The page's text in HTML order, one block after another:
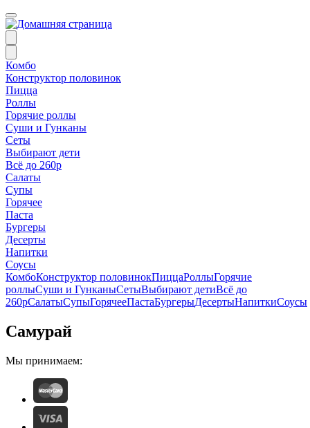
Комбо
Конструктор половинок
Пицца
Роллы
Горячие роллы
Суши и Гунканы
Сеты
Выбирают дети
Всё до 260р
Салаты
Супы
Горячее
Паста
Бургеры
Десерты
Напитки
Соусы
КомбоКонструктор половинокПиццаРоллыГорячие
роллыСуши и ГунканыСетыВыбирают детиВсё до
260рСалатыСупыГорячееПастаБургерыДесертыНапиткиСоусы
Самурай
Мы принимаем: